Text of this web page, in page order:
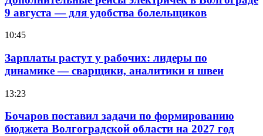
9 августа — для удобства болельщиков
10:45
Зарплаты растут у рабочих: лидеры по
динамике — сварщики, аналитики и швеи
13:23
Бочаров поставил задачи по формированию
бюджета Волгоградской области на 2027 год